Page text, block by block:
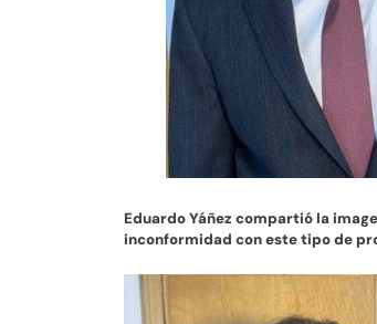
Eduardo Yáñez compartió la
inconformidad con este tipo de